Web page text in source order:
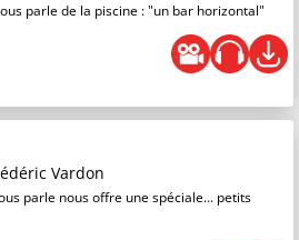
parle de la piscine : "un bar horizontal"
Vardon
parle nous offre une spéciale... petits